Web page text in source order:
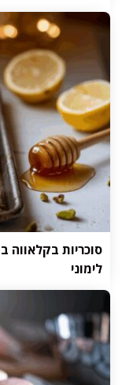
סוכריות בקלאווה
לימוני